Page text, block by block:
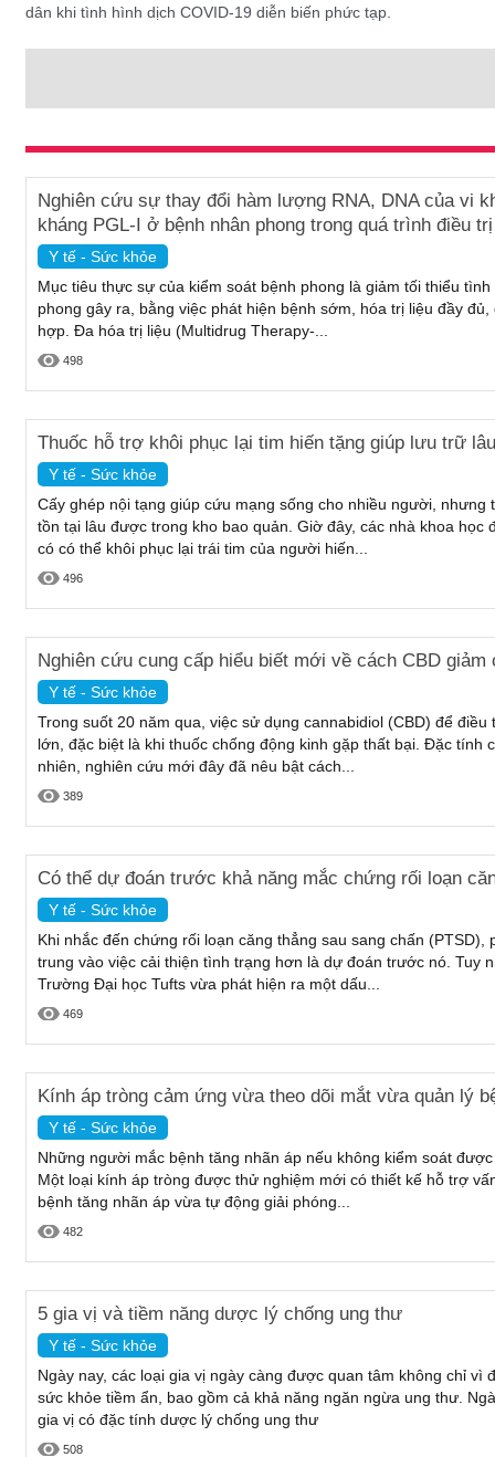
dân khi tình hình dịch COVID-19 diễn biến phức tạp.
Nghiên cứu sự thay đổi hàm lượng RNA, DNA của vi
kháng PGL-I ở bệnh nhân phong trong quá trình điều
Y tế - Sức khỏe
Mục tiêu thực sự của kiểm soát bệnh phong là giảm tối thiểu
phong gây ra, bằng việc phát hiện bệnh sớm, hóa trị liệu đầy
hợp. Đa hóa trị liệu (Multidrug Therapy-...
498
Thuốc hỗ trợ khôi phục lại tim hiến tặng giúp lưu trữ
Y tế - Sức khỏe
Cấy ghép nội tạng giúp cứu mạng sống cho nhiều người, nhưng
tồn tại lâu được trong kho bao quản. Giờ đây, các nhà khoa học
có có thể khôi phục lại trái tim của người hiến...
496
Nghiên cứu cung cấp hiểu biết mới về cách CBD giảm
Y tế - Sức khỏe
Trong suốt 20 năm qua, việc sử dụng cannabidiol (CBD) để
lớn, đặc biệt là khi thuốc chống động kinh gặp thất bại. Đặc tính
nhiên, nghiên cứu mới đây đã nêu bật cách...
389
Có thể dự đoán trước khả năng mắc chứng rối loạn
Y tế - Sức khỏe
Khi nhắc đến chứng rối loạn căng thẳng sau sang chấn
trung vào việc cải thiện tình trạng hơn là dự đoán trước nó. Tuy
Trường Đại học Tufts vừa phát hiện ra một dấu...
469
Kính áp tròng cảm ứng vừa theo dõi mắt vừa quản lý
Y tế - Sức khỏe
Những người mắc bệnh tăng nhãn áp nếu không kiểm soát
Một loại kính áp tròng được thử nghiệm mới có thiết kế hỗ trợ
bệnh tăng nhãn áp vừa tự động giải phóng...
482
5 gia vị và tiềm năng dược lý chống ung thư
Y tế - Sức khỏe
Ngày nay, các loại gia vị ngày càng được quan tâm không chỉ
sức khỏe tiềm ẩn, bao gồm cả khả năng ngăn ngừa ung thư.
gia vị có đặc tính dược lý chống ung thư
508